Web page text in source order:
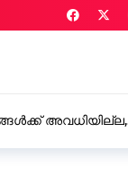
അവധിയില്ല,